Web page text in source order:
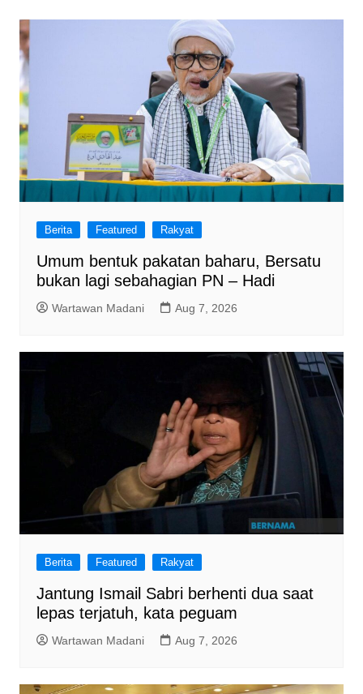
Berita Featured Rakyat
Umum bentuk pakatan baharu, Bersatu
bukan lagi sebahagian PN – Hadi
Wartawan Madani Aug 7, 2026
Berita Featured Rakyat
Jantung Ismail Sabri berhenti dua saat
lepas terjatuh, kata peguam
Wartawan Madani Aug 7, 2026